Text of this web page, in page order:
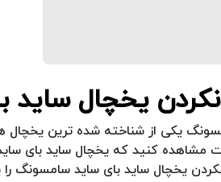
یکی از شناخته شده ترین یخچال
کنید که یخچال ساید بای
یخچال ساید بای ساید سامسونگ را